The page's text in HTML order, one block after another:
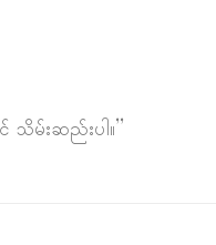
သိမ်းဆည်းပါ။”